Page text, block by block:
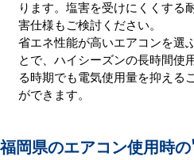
海岸の近くでは、潮風の影響によ
室外機に錆や腐食が発生しやす
ります。塩害を受けにくくする
害仕様もご検討ください。
省エネ性能が高いエアコンを選ぶ
ができます。